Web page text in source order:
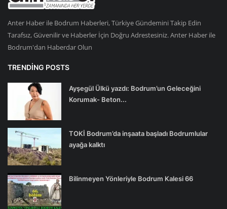
Anter Haber ile Bodrum Haberleri, Türkiye Gündemini Takip Edin
Tarafsız, Güvenilir ve Haberler İçin Doğru Adrestesiniz. Anter Haber ile
Bodrum'dan Haberdar Olun
TRENDING POSTS
Ayşegül Ülkü yazdı: Bodrum’un Geleceğini
Korumak- Beton...
TOKİ Bodrum’da inşaata başladı Bodrumlular
ayağa kalktı
Bilinmeyen Yönleriyle Bodrum Kalesi 66